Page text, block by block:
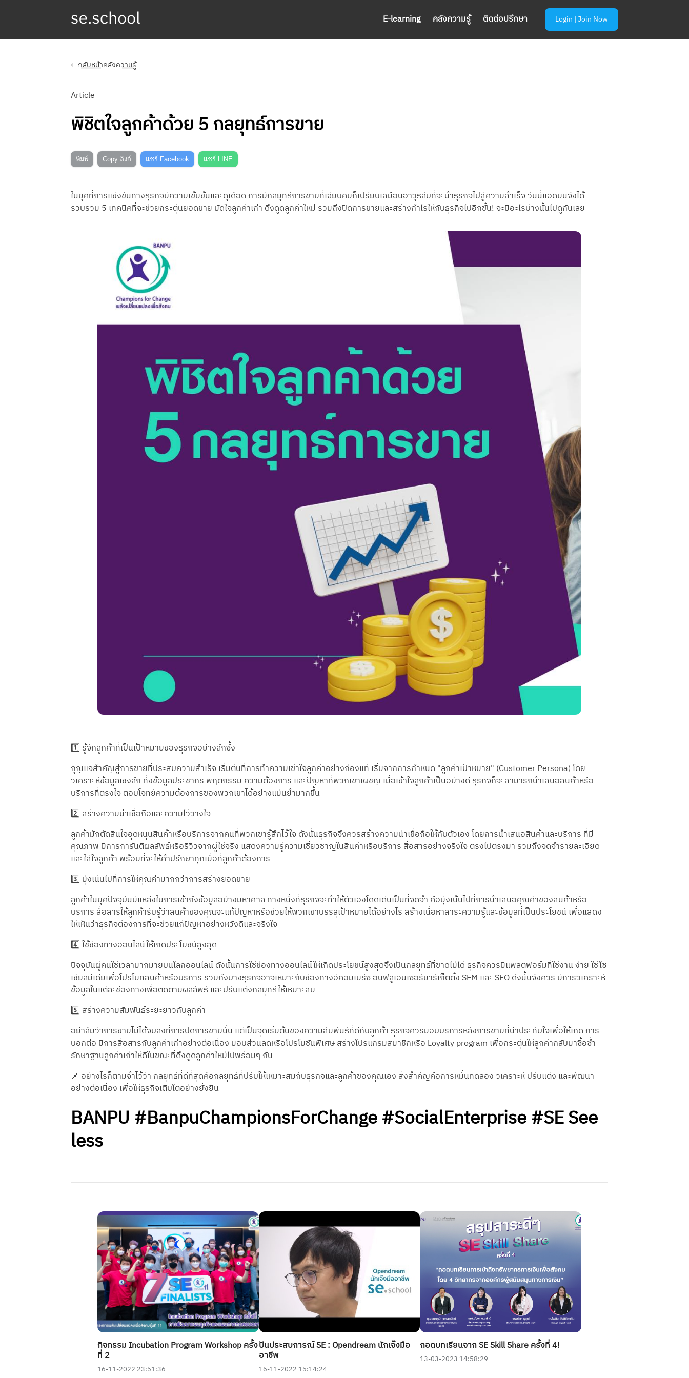
E-learning คลังความรู้ ติดต่อปรึกษา Login | Join Now
← กลับหน้าคลังความรู้
Article
พิชิตใจลูกค้าด้วย 5 กลยุทธ์การขาย
พิมพ์ Copy ลิงก์ แชร์ Facebook แชร์ LINE
ในยุคที่การแข่งขันทางธุรกิจมีความเข้มข้นและดุเดือด การมีกลยุทธ์การขายที่เฉียบคมก็เปรียบเสมือนอาวุธลับที่จะนำธุรกิจไปสู่ความสำเร็จ วันนี้แอดมินจึงได้
รวบรวม 5 เทคนิคที่จะช่วยกระตุ้นยอดขาย มัดใจลูกค้าเก่า ดึงดูดลูกค้าใหม่ รวมถึงปิดการขายและสร้างกำไรให้กับธุรกิจไปอีกขั้น! จะมีอะไรบ้างนั้นไปดูกันเลย
1️⃣ รู้จักลูกค้าที่เป็นเป้าหมายของธุรกิจอย่างลึกซึ้ง
กุญแจสำคัญสู่การขายที่ประสบความสำเร็จ เริ่มต้นที่การทำความเข้าใจลูกค้าอย่างถ่องแท้ เริ่มจากการกำหนด "ลูกค้าเป้าหมาย" (Customer Persona) โดย
วิเคราะห์ข้อมูลเชิงลึก ทั้งข้อมูลประชากร พฤติกรรม ความต้องการ และปัญหาที่พวกเขาเผชิญ เมื่อเข้าใจลูกค้าเป็นอย่างดี ธุรกิจก็จะสามารถนำเสนอสินค้าหรือ
บริการที่ตรงใจ ตอบโจทย์ความต้องการของพวกเขาได้อย่างแม่นยำมากขึ้น
2️⃣ สร้างความน่าเชื่อถือและความไว้วางใจ
ลูกค้ามักตัดสินใจอุดหนุนสินค้าหรือบริการจากคนที่พวกเขารู้สึกไว้ใจ ดังนั้นธุรกิจจึงควรสร้างความน่าเชื่อถือให้กับตัวเอง โดยการนำเสนอสินค้าและบริการ ที่มี
คุณภาพ มีการการันตีผลลัพธ์หรือรีวิวจากผู้ใช้จริง แสดงความรู้ความเชี่ยวชาญในสินค้าหรือบริการ สื่อสารอย่างจริงใจ ตรงไปตรงมา รวมถึงจดจำรายละเอียด
และใส่ใจลูกค้า พร้อมที่จะให้คำปรึกษาทุกเมื่อที่ลูกค้าต้องการ
3️⃣ มุ่งเน้นไปที่การให้คุณค่ามากกว่าการสร้างยอดขาย
ลูกค้าในยุคปัจจุบันมีแหล่งในการเข้าถึงข้อมูลอย่างมหาศาล ทางหนึ่งที่ธุรกิจจะทำให้ตัวเองโดดเด่นเป็นที่จดจำ คือมุ่งเน้นไปที่การนำเสนอคุณค่าของสินค้าหรือ
บริการ สื่อสารให้ลูกค้ารับรู้ว่าสินค้าของคุณจะแก้ปัญหาหรือช่วยให้พวกเขาบรรลุเป้าหมายได้อย่างไร สร้างเนื้อหาสาระความรู้และข้อมูลที่เป็นประโยชน์ เพื่อแสดง
ให้เห็นว่าธุรกิจต้องการที่จะช่วยแก้ปัญหาอย่างหวังดีและจริงใจ
4️⃣ ใช้ช่องทางออนไลน์ให้เกิดประโยชน์สูงสุด
ปัจจุบันผู้คนใช้เวลามากมายบนโลกออนไลน์ ดังนั้นการใช้ช่องทางออนไลน์ให้เกิดประโยชน์สูงสุดจึงเป็นกลยุทธ์ที่ขาดไม่ได้ ธุรกิจควรมีแพลตฟอร์มที่ใช้งาน ง่าย ใช้โซ
เชียลมีเดียเพื่อโปรโมทสินค้าหรือบริการ รวมถึงบางธุรกิจอาจเหมาะกับช่องทางอีคอมเมิร์ซ อินฟลูเอนเซอร์มาร์เก็ตติ้ง SEM และ SEO ดังนั้นจึงควร มีการวิเคราะห์
ข้อมูลในแต่ละช่องทางเพื่อติดตามผลลัพธ์ และปรับแต่งกลยุทธ์ให้เหมาะสม
5️⃣ สร้างความสัมพันธ์ระยะยาวกับลูกค้า
อย่าลืมว่าการขายไม่ได้จบลงที่การปิดการขายนั้น แต่เป็นจุดเริ่มต้นของความสัมพันธ์ที่ดีกับลูกค้า ธุรกิจควรมอบบริการหลังการขายที่น่าประทับใจเพื่อให้เกิด การ
บอกต่อ มีการสื่อสารกับลูกค้าเก่าอย่างต่อเนื่อง มอบส่วนลดหรือโปรโมชันพิเศษ สร้างโปรแกรมสมาชิกหรือ Loyalty program เพื่อกระตุ้นให้ลูกค้ากลับมาซื้อซ้ำ
รักษาฐานลูกค้าเก่าให้ดีในขณะที่ดึงดูดลูกค้าใหม่ไปพร้อมๆ กัน
📌 อย่างไรก็ตามจำไว้ว่า กลยุทธ์ที่ดีที่สุดคือกลยุทธ์ที่ปรับให้เหมาะสมกับธุรกิจและลูกค้าของคุณเอง สิ่งสำคัญคือการหมั่นทดลอง วิเคราะห์ ปรับแต่ง และพัฒนา
อย่างต่อเนื่อง เพื่อให้ธุรกิจเติบโตอย่างยั่งยืน
BANPU #BanpuChampionsForChange #SocialEnterprise #SE See
less
กิจกรรม Incubation Program Workshop ครั้ง
ที่ 2
16-11-2022 23:51:36
ปันประสบการณ์ SE : Opendream นักเจ๊งมือ
อาชีพ
16-11-2022 15:14:24
ถอดบทเรียนจาก SE Skill Share ครั้งที่ 4!
13-03-2023 14:58:29